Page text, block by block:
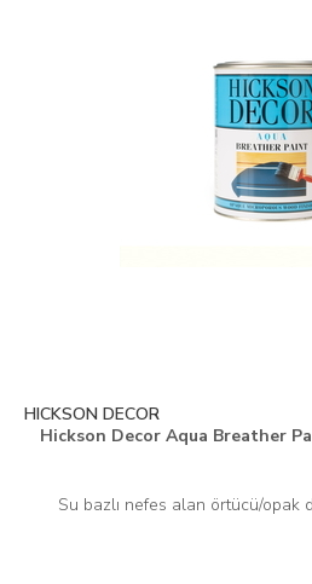
HICKSON DECOR
Hickson Decor Aqua Breather